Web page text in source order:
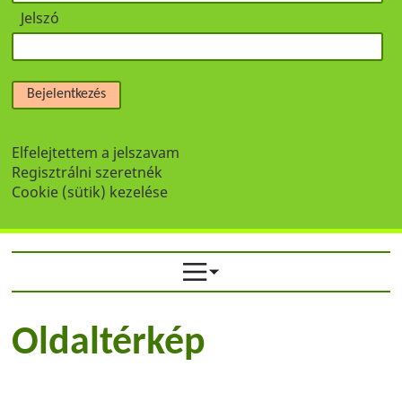
Jelszó
Bejelentkezés
Elfelejtettem a jelszavam
Regisztrálni szeretnék
Cookie (sütik) kezelése
Oldaltérkép